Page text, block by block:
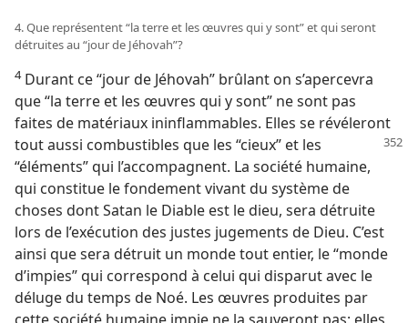
4. Que représentent “la terre et les œuvres qui y sont” et qui seront
détruites au “jour de Jéhovah”?
4Durant ce “jour de Jéhovah” brûlant on s’apercevra
que “la terre et les œuvres qui y sont” ne sont pas
faites de matériaux ininflammables. Elles se révéleront
tout aussi combustibles que les “cieux” et les
“éléments” qui l’accompagnent. La société humaine,
qui constitue le fondement vivant du système de
choses dont Satan le Diable est le dieu, sera détruite
lors de l’exécution des justes jugements de Dieu. C’est
ainsi que sera détruit un monde tout entier, le “monde
d’impies” qui correspond à celui qui disparut avec le
déluge du temps de Noé. Les œuvres produites par